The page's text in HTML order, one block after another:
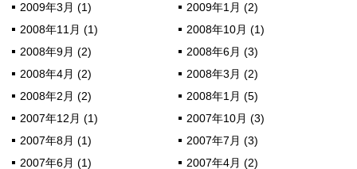
2009年3月 (1)
2009年1月 (2)
2008年11月 (1)
2008年10月 (1)
2008年9月 (2)
2008年6月 (3)
2008年4月 (2)
2008年3月 (2)
2008年2月 (2)
2008年1月 (5)
2007年12月 (1)
2007年10月 (3)
2007年8月 (1)
2007年7月 (3)
2007年6月 (1)
2007年4月 (2)